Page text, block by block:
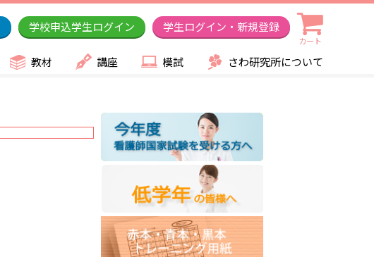
学校申込学生ログイン 学生ログイン・新規登録
カート
教材 講座 模試 さわ研究所について